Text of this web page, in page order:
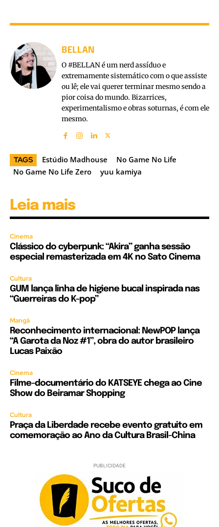
BELLAN
O #BELLAN é um nerd assíduo e
extremamente sistemático com o que assiste
ou lê; ele vai querer terminar mesmo sendo a
pior coisa do mundo. Bizarrices,
experimentalismo e obras soturnas, é com ele
mesmo.
TAGS Estúdio Madhouse
No Game No Life
No Game No Life Zero
yuu kamiya
Leia mais
Cinema
Clássico do cyberpunk: “Akira” ganha sessão
especial remasterizada em 4K no Sato Cinema
Cultura
GUM lança linha de higiene bucal inspirada nas
“Guerreiras do K-pop”
Mangá
Reconhecimento internacional: NewPOP lança
“A Garota da Noz #1”, obra do autor brasileiro
Lucas Paixão
Cinema
Filme-documentário do KATSEYE chega ao Cine
Show do Beiramar Shopping
Cultura
Praça da Liberdade recebe evento gratuito em
comemoração ao Ano da Cultura Brasil-China
PUBLICIDADE